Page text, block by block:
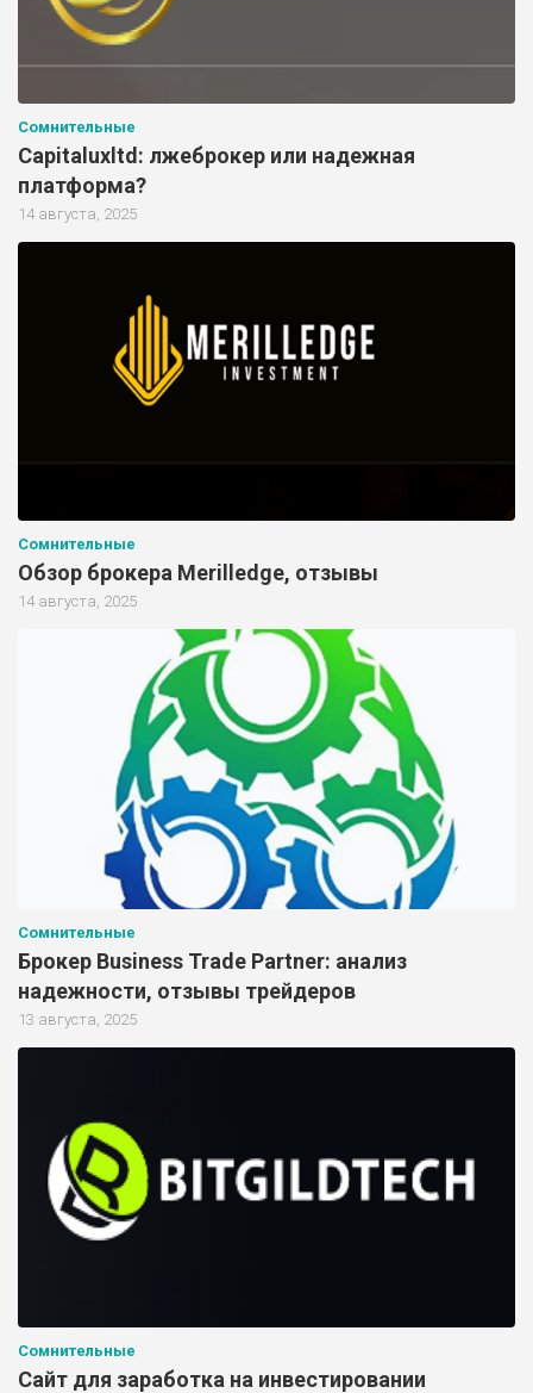
Сомнительные
Capitaluxltd: лжеброкер или надежная
платформа?
14 августа, 2025
Сомнительные
Обзор брокера Merilledge, отзывы
14 августа, 2025
Сомнительные
Брокер Business Trade Partner: анализ
надежности, отзывы трейдеров
13 августа, 2025
Сомнительные
Сайт для заработка на инвестировании